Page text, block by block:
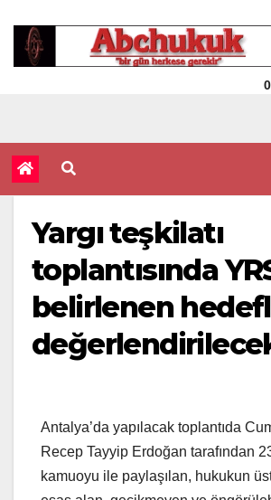
Yargı teşkilatı
toplantısında
belirlenen
Antalya’da yapılacak toplantıda
Recep Tayyip Erdoğan tarafından
kamuoyu ile paylaşılan, hukukun